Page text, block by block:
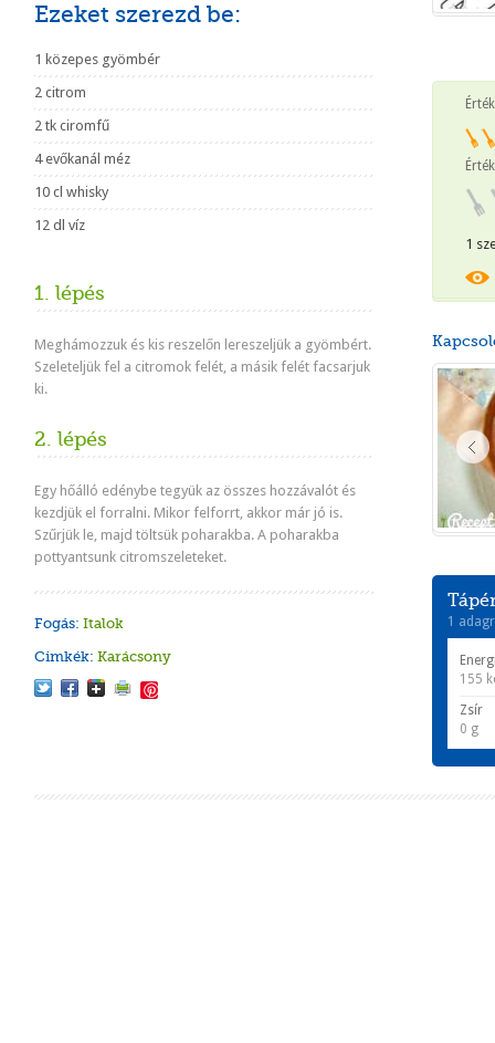
Ezeket szerezd be:
1 közepes gyömbér
2 citrom
2 tk ciromfű
4 evőkanál méz
10 cl whisky
12 dl víz
1. lépés
Meghámozzuk és kis reszelőn lereszeljük a gyömbért.
Szeleteljük fel a citromok felét, a másik felét facsarjuk
ki.
2. lépés
Egy hőálló edénybe tegyük az összes hozzávalót és
kezdjük el forralni. Mikor felforrt, akkor már jó is.
Szűrjük le, majd töltsük poharakba. A poharakba
pottyantsunk citromszeleteket.
Fogás: Italok
Cimkék: Karácsony
1
1
155
Zsír
0 g